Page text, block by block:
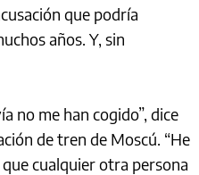
que podría
años. Y, sin
no me han cogido”, dice
de tren de Moscú. “He
cualquier otra persona